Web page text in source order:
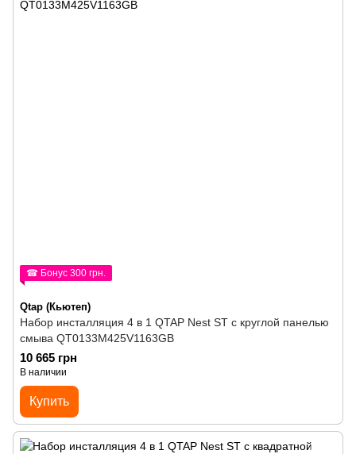
☎ Бонус 300 грн.
Qtap (Кьютеп)
Набор инсталляция 4 в 1 QTAP Nest ST с круглой панелью
смыва QT0133M425V1163GB
10 665 грн
В наличии
Купить